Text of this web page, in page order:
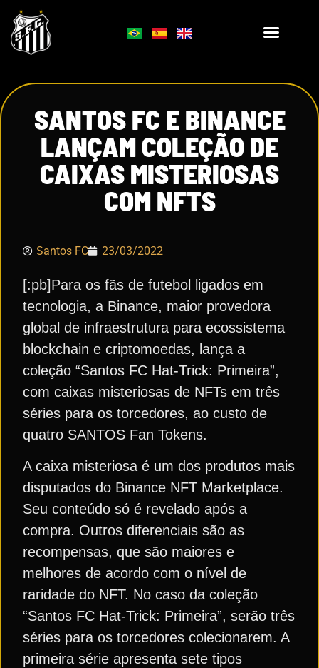
SANTOS FC E BINANCE
LANÇAM COLEÇÃO DE
CAIXAS MISTERIOSAS
COM NFTS
Santos FC 23/03/2022
[:pb]Para os fãs de futebol ligados em
tecnologia, a Binance, maior provedora
global de infraestrutura para ecossistema
blockchain e criptomoedas, lança a
coleção “Santos FC Hat-Trick: Primeira”,
com caixas misteriosas de NFTs em três
séries para os torcedores, ao custo de
quatro SANTOS Fan Tokens.
A caixa misteriosa é um dos produtos mais
disputados do Binance NFT Marketplace.
Seu conteúdo só é revelado após a
compra. Outros diferenciais são as
recompensas, que são maiores e
melhores de acordo com o nível de
raridade do NFT. No caso da coleção
“Santos FC Hat-Trick: Primeira”, serão três
séries para os torcedores colecionarem. A
primeira série apresenta sete tipos